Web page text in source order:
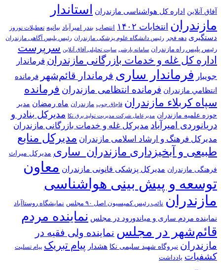
آفاق آنلاین اداره کل هواشناسی مازندران استاندار
مازندران انتخابات ۱۴۰۲ انتصاب بندر امیرآباد بیانیه تعطیلات نوروز
دستگیری دهه فجر رئیس دانشگاه علوم پزشکی مازندران رئیس پلیس آگاهی مازندران
رئیس پلیس راه مازندران سامانه بارشی سایت تحلیلی آفاق آنلاین سرپرست
اداره کل غله و خدمات بازرگانی مازندران فرماندار
جویبار فرماندار ساری فرماندار قائم‌شهر
فرمانده
انتظامي مازندران فرمانده انتظامی مازندران فرمانده
سپاه کربلاء مازندران قاچاق چوب مازندران ماه رمضان مدیر
حوزه علمیه مازندران مدیرعامل شرکت مدیریت تولید برق نکا مدیرکل بنادر و
دریانوردی امیرآباد مدیرکل غله و خدمات بازرگانی مازندران
مدیرکل فرهنگ و ارشاد اسلامی مازندران مدیرکل منابع
طبیعی و آبخیزداری مازندران_ساری مدیرکل میراث
فرهنگی مازندران مدیرکل پزشکی قانونی مازندران معاون
توسعه و پیش بینی هواشناسی
مازندران نائب رئیس کمیسیون اصل ۹۰ مجلس نمایشگاه روستا‌آباد
نماینده مردم ساری و میاندورود در مجلس نماینده مردم
قائم‌شهر در مجلس نماینده ولی فقیه در
مازندران نیروگاه شهید سلیمی نکا هشدار پیام تبریک پیام تسلیت
کشفیات یادداشت